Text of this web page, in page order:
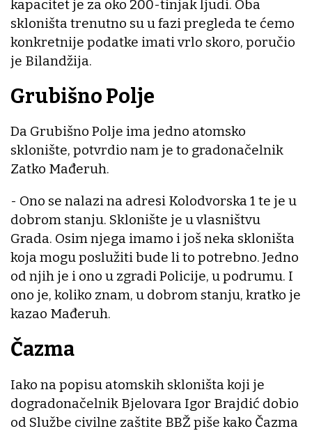
kapacitet je za oko 200-tinjak ljudi. Oba
skloništa trenutno su u fazi pregleda te ćemo
konkretnije podatke imati vrlo skoro, poručio
je Bilandžija.
Grubišno Polje
Da Grubišno Polje ima jedno atomsko
sklonište, potvrdio nam je to gradonačelnik
Zatko Mađeruh.
- Ono se nalazi na adresi Kolodvorska 1 te je u
dobrom stanju. Sklonište je u vlasništvu
Grada. Osim njega imamo i još neka skloništa
koja mogu poslužiti bude li to potrebno. Jedno
od njih je i ono u zgradi Policije, u podrumu. I
ono je, koliko znam, u dobrom stanju, kratko je
kazao Mađeruh.
Čazma
Iako na popisu atomskih skloništa koji je
dogradonačelnik Bjelovara Igor Brajdić dobio
od Službe civilne zaštite BBŽ piše kako Čazma